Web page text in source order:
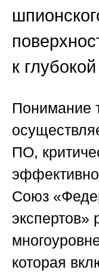
к
Понимание
ПО,
Союз
экспертов»
которая